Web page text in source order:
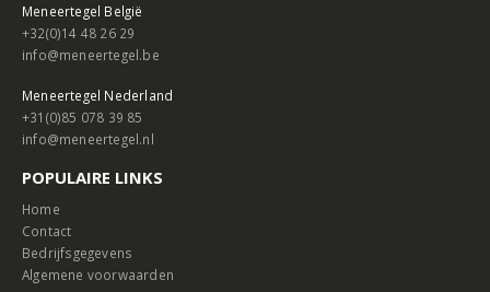
Meneertegel België
+32(0)14 48 26 29
info@meneertegel.be
Meneertegel Nederland
+31(0)85 078 39 85
info@meneertegel.nl
POPULAIRE LINKS
Home
Contact
Bedrijfsgegevens
Algemene voorwaarden